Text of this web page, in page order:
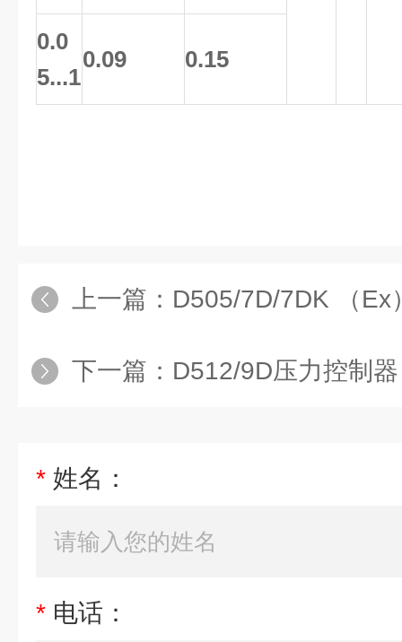
0.0
5...1
0.09 0.15
上一篇： D505/7D/7DK （Ex）D505/7D
下一篇： D512/9D压力控制器
* 姓名：
* 电话：